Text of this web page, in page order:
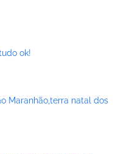
ok!
Maranhão,terra natal dos